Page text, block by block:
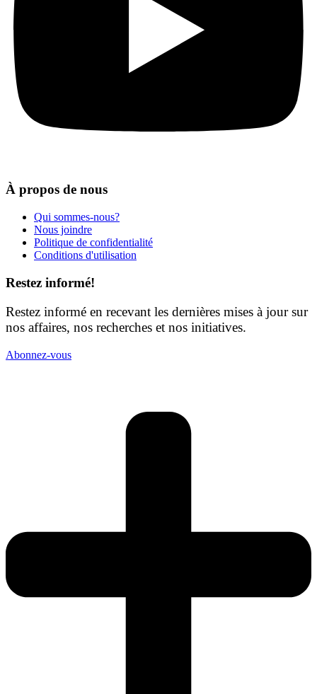
À propos de nous
Qui sommes-nous?
Nous joindre
Politique de confidentialité
Conditions d'utilisation
Restez informé!
Restez informé en recevant les dernières mises à jour sur
nos affaires, nos recherches et nos initiatives.
Abonnez-vous